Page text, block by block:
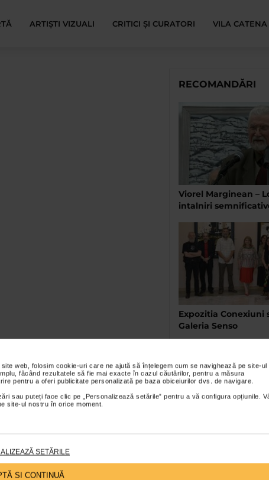
web, folosim cookie-uri care ne ajută să înțelegem cum se navighează pe site-ul
făcând rezultatele să fie mai exacte în cazul căutărilor, pentru a măsura
pentru a oferi publicitate personalizată pe baza obiceiurilor dvs. de navigare.
sau puteți face clic pe „Personalizează setările” pentru a vă configura opțiunile.
site-ul nostru în orice moment.
SETĂRILE
SI CONTINUĂ
ARTIȘTI VIZUALI CRITICI ȘI CURATORI VILA CATENA
RECOMANDĂRI
Viorel Marginean –
intalniri
Expozitia Conexiuni
Galeria Senso
Joaca-te si invata –
educational la